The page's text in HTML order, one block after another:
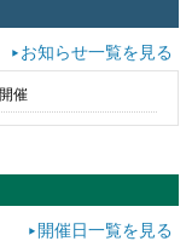
お知らせ一覧を見る
催
開催日一覧を見る